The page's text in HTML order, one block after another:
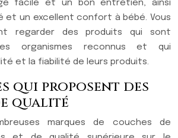
facile et un bon entretien, ainsi
et un excellent confort à bébé. Vous
regarder des produits qui sont
organismes reconnus et qui
et la fiabilité de leurs produits.
qui proposent des
qualité
marques de couches de